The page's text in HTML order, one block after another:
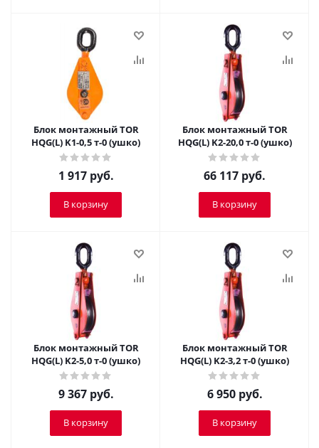
Блок монтажный TOR
HQG(L) K1-0,5 т-0 (ушко)
1 917руб.
В корзину
Блок монтажный TOR
HQG(L) K2-20,0 т-0 (ушко)
66 117 руб.
В корзину
Блок монтажный TOR
HQG(L) K2-5,0 т-0 (ушко)
9 367руб.
В корзину
Блок монтажный TOR
HQG(L) K2-3,2 т-0 (ушко)
6 950руб.
В корзину